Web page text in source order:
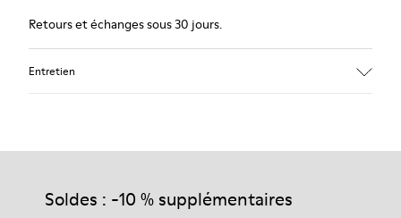
Retours et échanges sous 30 jours.
Entretien
Soldes : -10 % supplémentaires